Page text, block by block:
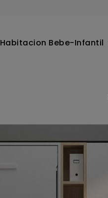
Habitacion Bebe-Infantil